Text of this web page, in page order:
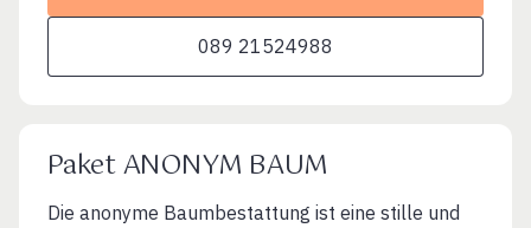
089 21524988
Paket ANONYM BAUM
Die anonyme Baumbestattung ist eine stille und